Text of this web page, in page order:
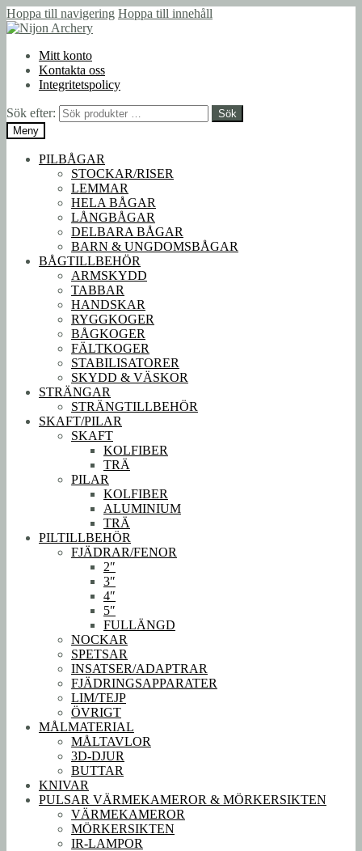
Hoppa till navigering Hoppa till innehåll
Mitt konto
Kontakta oss
Integritetspolicy
Sök efter:
Sök
Meny
PILBÅGAR
STOCKAR/RISER
LEMMAR
HELA BÅGAR
LÅNGBÅGAR
DELBARA BÅGAR
BARN & UNGDOMSBÅGAR
BÅGTILLBEHÖR
ARMSKYDD
TABBAR
HANDSKAR
RYGGKOGER
BÅGKOGER
FÄLTKOGER
STABILISATORER
SKYDD & VÄSKOR
STRÄNGAR
STRÄNGTILLBEHÖR
SKAFT/PILAR
SKAFT
KOLFIBER
TRÄ
PILAR
KOLFIBER
ALUMINIUM
TRÄ
PILTILLBEHÖR
FJÄDRAR/FENOR
2″
3″
4″
5″
FULLÄNGD
NOCKAR
SPETSAR
INSATSER/ADAPTRAR
FJÄDRINGSAPPARATER
LIM/TEJP
ÖVRIGT
MÅLMATERIAL
MÅLTAVLOR
3D-DJUR
BUTTAR
KNIVAR
PULSAR VÄRMEKAMEROR & MÖRKERSIKTEN
VÄRMEKAMEROR
MÖRKERSIKTEN
IR-LAMPOR